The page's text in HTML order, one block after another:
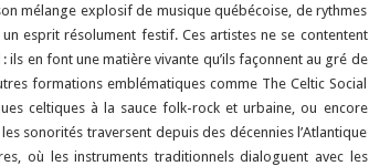
mélange explosif de musique québécoise, de rythmes
esprit résolument festif. Ces artistes ne se contentent
en font une matière vivante qu’ils façonnent au gré de
formations emblématiques comme The Celtic Social
celtiques à la sauce folk-rock et urbaine, ou encore
sonorités traversent depuis des décennies l’Atlantique
où les instruments traditionnels dialoguent avec les